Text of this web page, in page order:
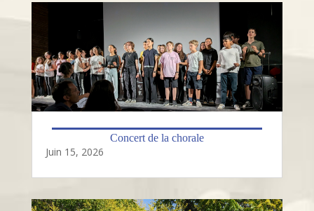
Concert de la chorale
Juin 15, 2026